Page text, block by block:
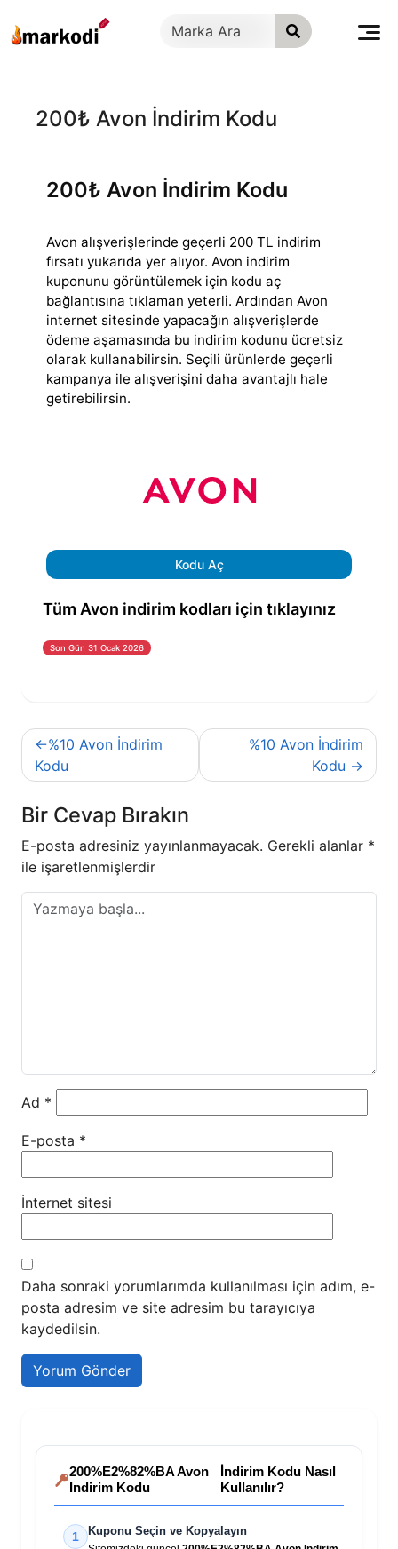
geç
200₺ Avon İndirim Kodu
200₺ Avon İndirim Kodu
Avon alışverişlerinde geçerli 200 TL indirim
fırsatı yukarıda yer alıyor. Avon indirim
kuponunu görüntülemek için kodu aç
bağlantısına tıklaman yeterli. Ardından Avon
internet sitesinde yapacağın alışverişlerde
ödeme aşamasında bu indirim kodunu ücretsiz
olarak kullanabilirsin. Seçili ürünlerde geçerli
kampanya ile alışverişini daha avantajlı hale
getirebilirsin.
Kodu Aç
Tüm Avon indirim kodları için tıklayınız
Son Gün 31 Ocak 2026
Yazı
gezinmesi
%10 Avon İndirim
Kodu
%10 Avon İndirim
Kodu
Bir Cevap Bırakın
E-posta adresiniz yayınlanmayacak. Gerekli alanlar *
ile işaretlenmişlerdir
Ad *
E-posta *
İnternet sitesi
Daha sonraki yorumlarımda kullanılması için adım, e-
posta adresim ve site adresim bu tarayıcıya
kaydedilsin.
200%E2%82%BA Avon
Indirim Kodu
İndirim Kodu Nasıl
Kullanılır?
1 Kuponu Seçin ve Kopyalayın